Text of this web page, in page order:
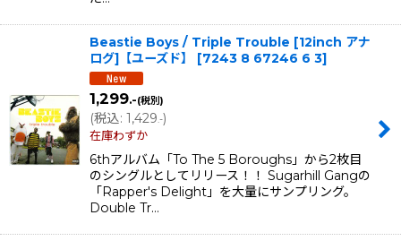
Beastie Boys / Triple Trouble [12inch アナ
ログ]【ユーズド】
[7243 8 67246 6 3]
1,299.-(税別)
(税込: 1,429.-)
在庫わずか
6thアルバム「To The 5 Boroughs」から2枚目
のシングルとしてリリース！！ Sugarhill Gangの
「Rapper's Delight」を大量にサンプリング。
Double Tr…